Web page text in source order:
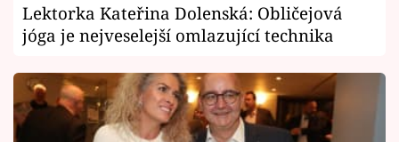
Lektorka Kateřina Dolenská: Obličejová
jóga je nejveselejší omlazující technika